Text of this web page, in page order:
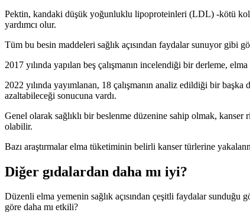
Pektin, kandaki düşük yoğunluklu lipoproteinleri (LDL) -kötü
yardımcı olur.
Tüm bu besin maddeleri sağlık açısından faydalar sunuyor gibi
2017 yılında yapılan beş çalışmanın incelendiği bir derleme,
2022 yılında yayımlanan, 18 çalışmanın analiz edildiği bir
azaltabileceği sonucuna vardı.
Genel olarak sağlıklı bir beslenme düzenine sahip olmak,
olabilir.
Bazı araştırmalar elma tüketiminin belirli kanser türlerine
Diğer gıdalardan daha mı iyi?
Düzenli elma yemenin sağlık açısından çeşitli faydalar
göre daha mı etkili?